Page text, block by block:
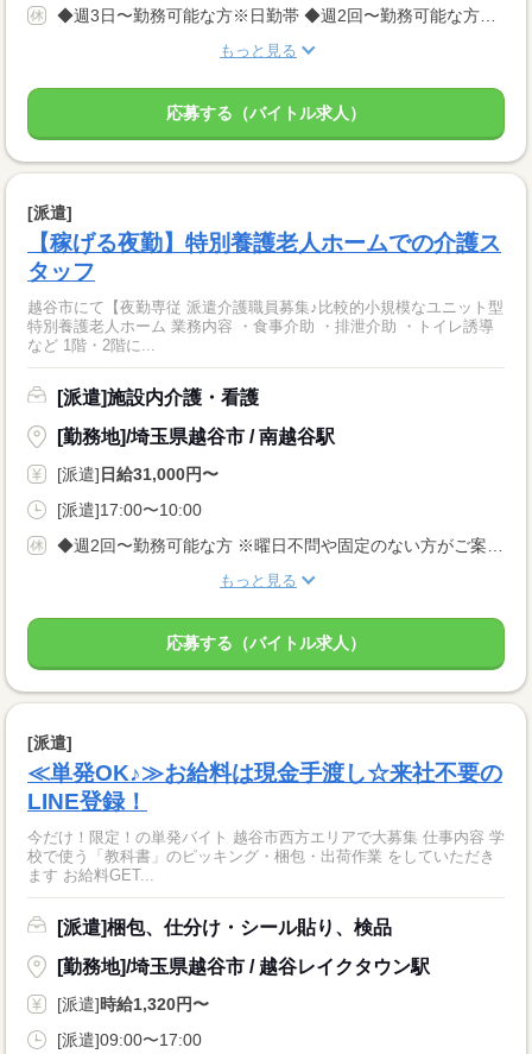
もっと見る
応募する（バイトル求人）
[派遣]
【稼げる夜勤】特別養護老人ホームでの介護ス
タッフ
越谷市にて【夜勤専従 派遣介護職員募集♪比較的小規模なユニット型
特別養護老人ホーム 業務内容 ・食事介助 ・排泄介助 ・トイレ誘導
など 1階・2階に...
[派遣]施設内介護・看護
[勤務地]/埼玉県越谷市 / 南越谷駅
[派遣] 日給31,000円〜
[派遣]17:00〜10:00
もっと見る
応募する（バイトル求人）
[派遣]
≪単発OK♪≫お給料は現金手渡し☆来社不要の
LINE登録！
今だけ！限定！の単発バイト 越谷市西方エリアで大募集 仕事内容 学
校で使う「教科書」のピッキング・梱包・出荷作業 をしていただき
ます お給料GET...
[派遣]梱包、仕分け・シール貼り、検品
[勤務地]/埼玉県越谷市 / 越谷レイクタウン駅
[派遣]時給1,320円〜
[派遣]09:00〜17:00